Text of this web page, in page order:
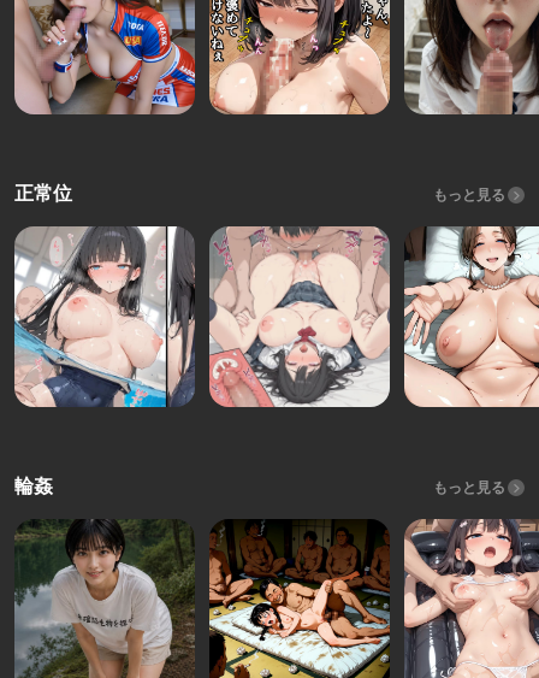
正常位 もっと見る
輪姦 もっと見る